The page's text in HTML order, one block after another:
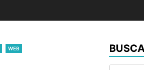
WEB